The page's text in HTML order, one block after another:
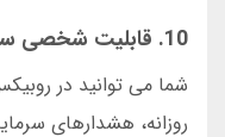
10. قابلیت شخصی سازی
شما می توانید در
روزانه، هشدارهای